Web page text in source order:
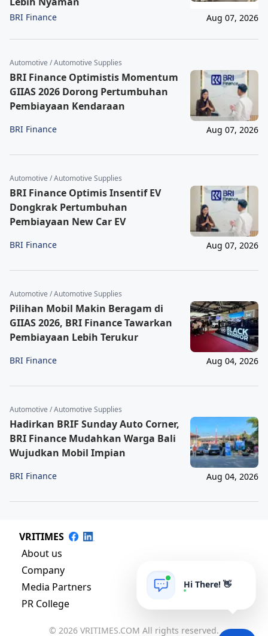
BRI Finance Aug 07, 2026
Automotive / Automotive Supplies
BRI Finance Optimistis Momentum
GIIAS 2026 Dorong Pertumbuhan
Pembiayaan Kendaraan
BRI Finance Aug 07, 2026
Automotive / Automotive Supplies
BRI Finance Optimis Insentif EV
Dongkrak Pertumbuhan
Pembiayaan New Car EV
BRI Finance Aug 07, 2026
Automotive / Automotive Supplies
Pilihan Mobil Makin Beragam di
GIIAS 2026, BRI Finance Tawarkan
Pembiayaan Lebih Terukur
BRI Finance Aug 04, 2026
Automotive / Automotive Supplies
Hadirkan BRIF Sunday Auto Corner,
BRI Finance Mudahkan Warga Bali
Wujudkan Mobil Impian
BRI Finance Aug 04, 2026
VRITIMES
About us
Company
Media Partners
PR College
© 2026 VRITIMES.COM All rights reserved.
Hi There! 👋